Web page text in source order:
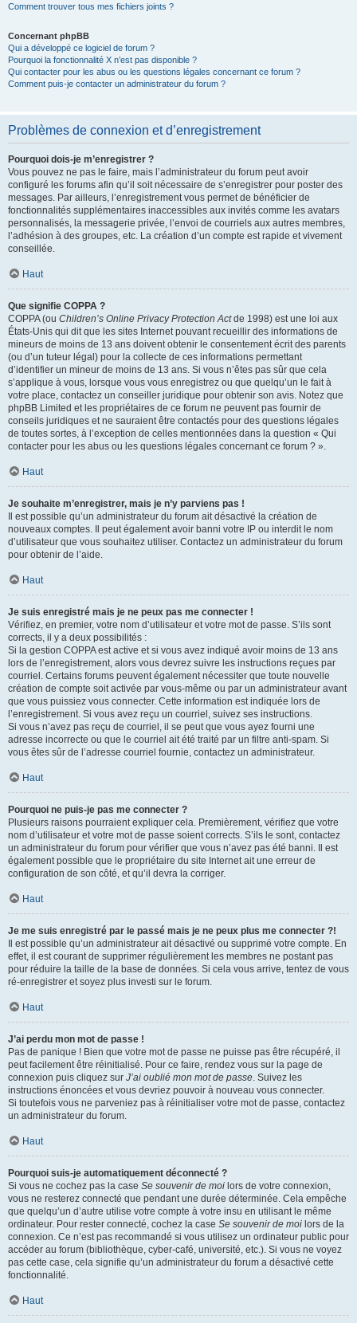
Comment trouver tous mes fichiers joints ?
Concernant phpBB
Qui a développé ce logiciel de forum ?
Pourquoi la fonctionnalité X n’est pas disponible ?
Qui contacter pour les abus ou les questions légales concernant ce forum ?
Comment puis-je contacter un administrateur du forum ?
Problèmes de connexion et d’enregistrement
Pourquoi dois-je m’enregistrer ?
Vous pouvez ne pas le faire, mais l’administrateur du forum peut avoir
configuré les forums afin qu’il soit nécessaire de s’enregistrer pour poster des
messages. Par ailleurs, l’enregistrement vous permet de bénéficier de
fonctionnalités supplémentaires inaccessibles aux invités comme les avatars
personnalisés, la messagerie privée, l’envoi de courriels aux autres membres,
l’adhésion à des groupes, etc. La création d’un compte est rapide et vivement
conseillée.
Haut
Que signifie COPPA ?
COPPA (ou Children’s Online Privacy Protection Actde 1998) est une loi aux
États-Unis qui dit que les sites Internet pouvant recueillir des informations de
mineurs de moins de 13 ans doivent obtenir le consentement écrit des parents
(ou d’un tuteur légal) pour la collecte de ces informations permettant
d’identifier un mineur de moins de 13 ans. Si vous n’êtes pas sûr que cela
s’applique à vous, lorsque vous vous enregistrez ou que quelqu’un le fait à
votre place, contactez un conseiller juridique pour obtenir son avis. Notez que
phpBB Limited et les propriétaires de ce forum ne peuvent pas fournir de
conseils juridiques et ne sauraient être contactés pour des questions légales
de toutes sortes, à l’exception de celles mentionnées dans la question « Qui
contacter pour les abus ou les questions légales concernant ce forum ? ».
Haut
Je souhaite m’enregistrer, mais je n’y parviens pas !
Il est possible qu’un administrateur du forum ait désactivé la création de
nouveaux comptes. Il peut également avoir banni votre IP ou interdit le nom
d’utilisateur que vous souhaitez utiliser. Contactez un administrateur du forum
pour obtenir de l’aide.
Haut
Je suis enregistré mais je ne peux pas me connecter !
Vérifiez, en premier, votre nom d’utilisateur et votre mot de passe. S’ils sont
corrects, il y a deux possibilités :
Si la gestion COPPA est active et si vous avez indiqué avoir moins de 13 ans
lors de l’enregistrement, alors vous devrez suivre les instructions reçues par
courriel. Certains forums peuvent également nécessiter que toute nouvelle
création de compte soit activée par vous-même ou par un administrateur avant
que vous puissiez vous connecter. Cette information est indiquée lors de
l’enregistrement. Si vous avez reçu un courriel, suivez ses instructions.
Si vous n’avez pas reçu de courriel, il se peut que vous ayez fourni une
adresse incorrecte ou que le courriel ait été traité par un filtre anti-spam. Si
vous êtes sûr de l’adresse courriel fournie, contactez un administrateur.
Haut
Pourquoi ne puis-je pas me connecter ?
Plusieurs raisons pourraient expliquer cela. Premièrement, vérifiez que votre
nom d’utilisateur et votre mot de passe soient corrects. S’ils le sont, contactez
un administrateur du forum pour vérifier que vous n’avez pas été banni. Il est
également possible que le propriétaire du site Internet ait une erreur de
configuration de son côté, et qu’il devra la corriger.
Haut
Je me suis enregistré par le passé mais je ne peux plus me connecter ?!
Il est possible qu’un administrateur ait désactivé ou supprimé votre compte. En
effet, il est courant de supprimer régulièrement les membres ne postant pas
pour réduire la taille de la base de données. Si cela vous arrive, tentez de vous
ré-enregistrer et soyez plus investi sur le forum.
Haut
J’ai perdu mon mot de passe !
Pas de panique ! Bien que votre mot de passe ne puisse pas être récupéré, il
peut facilement être réinitialisé. Pour ce faire, rendez vous sur la page de
connexion puis cliquez sur J’ai oublié mon mot de passe. Suivez les
instructions énoncées et vous devriez pouvoir à nouveau vous connecter.
Si toutefois vous ne parveniez pas à réinitialiser votre mot de passe, contactez
un administrateur du forum.
Haut
Pourquoi suis-je automatiquement déconnecté ?
Si vous ne cochez pas la case Se souvenir de moi lors de votre connexion,
vous ne resterez connecté que pendant une durée déterminée. Cela empêche
que quelqu’un d’autre utilise votre compte à votre insu en utilisant le même
ordinateur. Pour rester connecté, cochez la case Se souvenir de moi lors de la
connexion. Ce n’est pas recommandé si vous utilisez un ordinateur public pour
accéder au forum (bibliothèque, cyber-café, université, etc.). Si vous ne voyez
pas cette case, cela signifie qu’un administrateur du forum a désactivé cette
fonctionnalité.
Haut